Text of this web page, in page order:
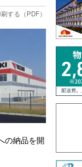
する（PDF）
の納品を開